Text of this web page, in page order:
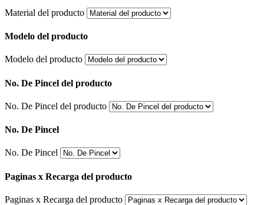
Material del producto
Modelo del producto
Modelo del producto
No. De Pincel del producto
No. De Pincel del producto
No. De Pincel
No. De Pincel
Paginas x Recarga del producto
Paginas x Recarga del producto